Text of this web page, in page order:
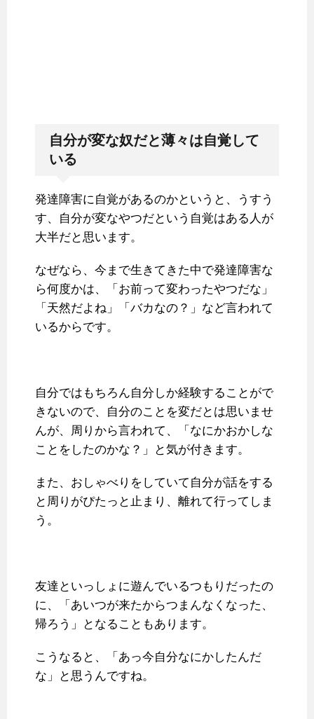
自分が変な奴だと薄々は自覚して
いる
発達障害に自覚があるのかというと、うすう
す、自分が変なやつだという自覚はある人が
大半だと思います。
なぜなら、今まで生きてきた中で発達障害な
ら何度かは、「お前って変わったやつだな」
「天然だよね」「バカなの？」など言われて
いるからです。
自分ではもちろん自分しか経験することがで
きないので、自分のことを変だとは思いませ
んが、周りから言われて、「なにかおかしな
ことをしたのかな？」と気が付きます。
また、おしゃべりをしていて自分が話をする
と周りがぴたっと止まり、離れて行ってしま
う。
友達といっしょに遊んでいるつもりだったの
に、「あいつが来たからつまんなくなった、
帰ろう」となることもあります。
こうなると、「あっ今自分なにかしたんだ
な」と思うんですね。